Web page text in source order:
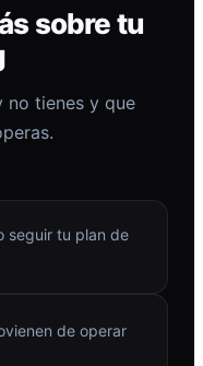
sobre tu
no tienes y que
seguir tu plan de
de operar